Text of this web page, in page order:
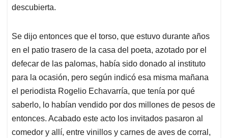
descubierta.
Se dijo entonces que el torso, que estuvo durante años
en el patio trasero de la casa del poeta, azotado por el
defecar de las palomas, había sido donado al instituto
para la ocasión, pero según indicó esa misma mañana
el periodista Rogelio Echavarría, que tenía por qué
saberlo, lo habían vendido por dos millones de pesos de
entonces. Acabado este acto los invitados pasaron al
comedor y allí, entre vinillos y carnes de aves de corral,